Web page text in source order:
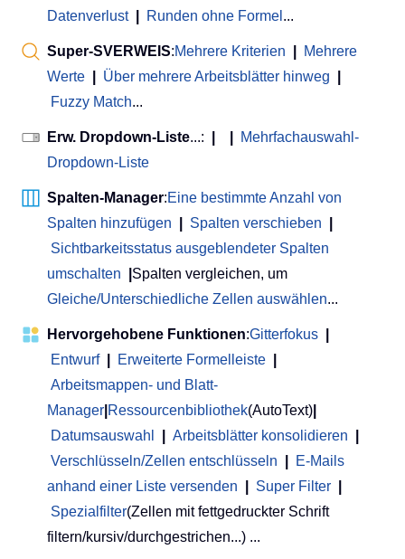
Datenverlust
Runden ohne Formel ...
Super-SVERWEIS:Mehrere Kriterien
Mehrere
Werte
Über mehrere Arbeitsblätter hinweg
Fuzzy Match...
Erw. Dropdown-Liste...:
Mehrfachauswahl-
Dropdown-Liste
Spalten-Manager:Eine bestimmte Anzahl von
Spalten hinzufügen
Spalten verschieben
Sichtbarkeitsstatus ausgeblendeter Spalten
umschalten
Spalten vergleichen, um
Gleiche/Unterschiedliche Zellen auswählen...
Hervorgehobene Funktionen:Gitterfokus
Entwurf
Erweiterte Formelleiste
Arbeitsmappen- und Blatt-
Manager Ressourcenbibliothek(AutoText)
Datumsauswahl
Arbeitsblätter konsolidieren
Verschlüsseln/Zellen entschlüsseln
E-Mails
anhand einer Liste versenden
Super Filter
Spezialfilter(Zellen mit fettgedruckter Schrift
filtern/kursiv/durchgestrichen...) ...